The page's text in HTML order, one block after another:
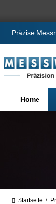
Präzise
Home
Startseite /